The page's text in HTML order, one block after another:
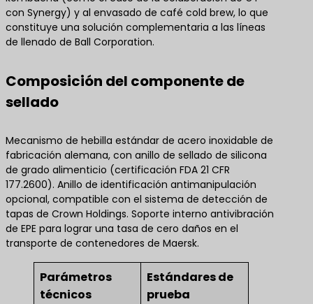
con Synergy) y al envasado de café cold brew, lo que
constituye una solución complementaria a las líneas
de llenado de Ball Corporation.
Composición del componente de
sellado
Mecanismo de hebilla estándar de acero inoxidable de
fabricación alemana, con anillo de sellado de silicona
de grado alimenticio (certificación FDA 21 CFR
177.2600). Anillo de identificación antimanipulación
opcional, compatible con el sistema de detección de
tapas de Crown Holdings. Soporte interno antivibración
de EPE para lograr una tasa de cero daños en el
transporte de contenedores de Maersk.
Parámetros
técnicos
Estándares de
prueba